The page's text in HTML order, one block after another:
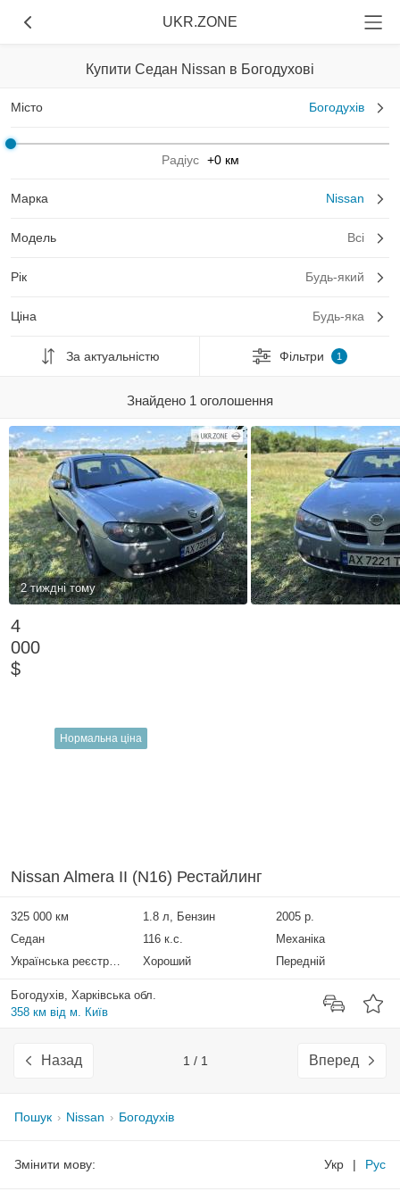
UKR.ZONE
Купити Седан Nissan в Богодухові
Місто Богодухів
Радіус +0 км
Марка Nissan
Модель Всі
Рік Будь-який
Ціна Будь-яка
За актуальністю Фільтри 1
Знайдено 1 оголошення
2 тиждні тому
4
000
$
Нормальна ціна
Nissan Almera II (N16) Рестайлинг
325 000 км 1.8 л, Бензин
2005 р.
Седан
116 к.с.
Механіка
Українська реєстрація
Хороший Передній
Богодухів, Харківська обл.
358 км від м. Київ
Назад 1 / 1 Вперед
Пошук Nissan Богодухів
Змінити мову: Укр | Рус